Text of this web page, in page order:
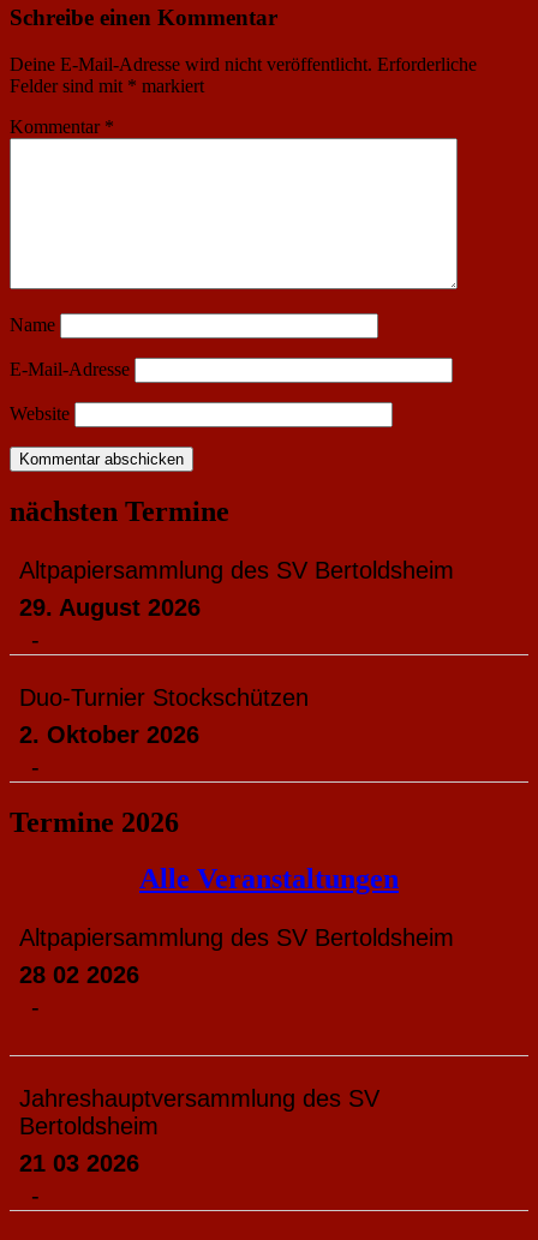
Schreibe einen Kommentar
Deine E-Mail-Adresse wird nicht veröffentlicht. Erforderliche
Felder sind mit * markiert
Kommentar *
Name
E-Mail-Adresse
Website
nächsten Termine
Altpapiersammlung des SV Bertoldsheim
29. August 2026
-
Duo-Turnier Stockschützen
2. Oktober 2026
-
Termine 2026
Alle Veranstaltungen
Altpapiersammlung des SV Bertoldsheim
28 02 2026
-
Jahreshauptversammlung des SV
Bertoldsheim
21 03 2026
-